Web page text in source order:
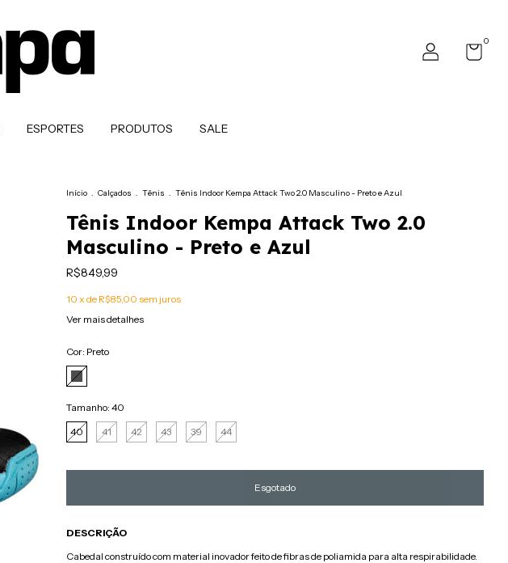
0
ESPORTES PRODUTOS SALE
Início . Calçados . Tênis . Tênis Indoor Kempa Attack Two 2.0 Masculino - Preto e Azul
Tênis Indoor Kempa Attack Two 2.0
Masculino - Preto e Azul
R$849,99
10 x de R$85,00 sem juros
Ver mais detalhes
Cor: Preto
Tamanho: 40
40
41 42 43 39 44
DESCRIÇÃO
Cabedal construído com material inovador feito de fibras de poliamida para alta respirabilidade.